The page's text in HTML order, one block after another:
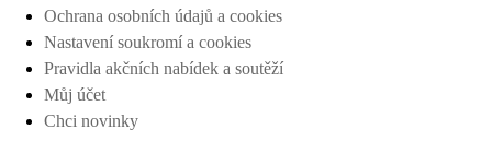
Ochrana osobních údajů a cookies
Nastavení soukromí a cookies
Pravidla akčních nabídek a soutěží
Můj účet
Chci novinky